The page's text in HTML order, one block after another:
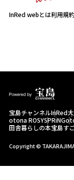
InRed webとは利用規
宝島チャンネルInRed
otona ROSYSPRiNG
田舎暮らしの本宝島す
Copyright ©